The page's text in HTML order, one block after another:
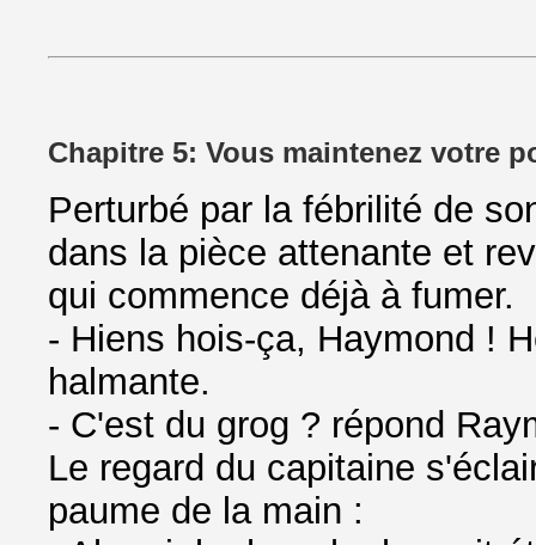
Chapitre 5: Vous maintenez votre
Perturbé par la fébrilité de
dans la pièce attenante et
qui commence déjà à fumer.
- Hiens hois-ça, Haymond !
halmante.
- C'est du grog ? répond
Le regard du capitaine
paume de la main :